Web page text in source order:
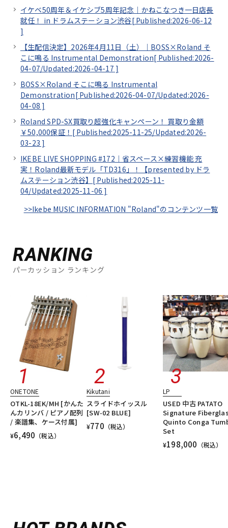
イケベ50周年＆イケシブ5周年記念｜かねこなつき一日店長
就任！ in ドラムステーション渋谷[ Published:2026-06-12
]
【生配信決定】2026年4月11日（土）｜BOSS×Roland そ
こに鳴る Instrumental Demonstration[ Published:2026-
04-07/Updated:2026-04-17 ]
BOSS×Roland そこに鳴る Instrumental
Demonstration[ Published:2026-04-07/Updated:2026-
04-08 ]
Roland SPD-SX買取り超強化キャンペーン！ 買取り金額
￥50,000保証！[ Published:2025-11-25/Updated:2026-
03-23 ]
IKEBE LIVE SHOPPING #172｜省スペース×練習機能 充
実！Roland最新モデル「TD316」！【presented by ドラ
ムステーション渋谷】[ Published:2025-11-
04/Updated:2025-11-06 ]
>>Ikebe MUSIC INFORMATION "Roland"のコンテンツ一覧
RANKING
パーカッション ランキング
ONETONE
OTKL-18EK/MH [かんた
んカリンバ / ピアノ配列
/ 楽譜集、ケース付属]
¥6,490 （税込）
Kikutani
スライドホイッスル
[SW-02 BLUE]
¥770 （税込）
LP
USED 中古 PATATO
Signature
Quinto Conga
Set
¥198,000 （税込）